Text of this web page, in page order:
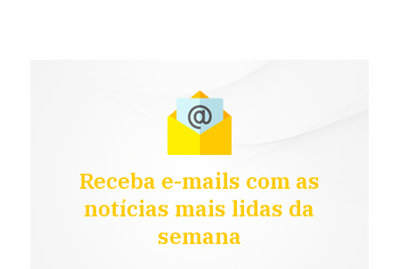
Receba e-mails com as
notícias mais lidas da
semana